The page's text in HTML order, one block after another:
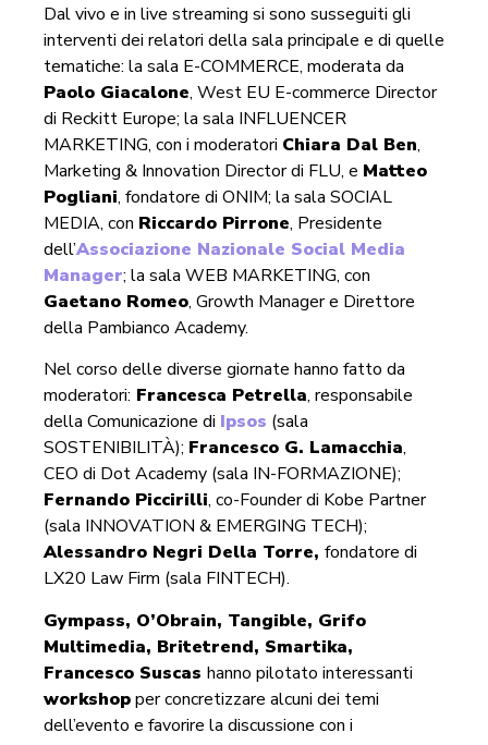
Dal vivo e in live streaming si sono susseguiti gli
interventi dei relatori della sala principale e di quelle
tematiche: la sala E-COMMERCE, moderata da
Paolo Giacalone, West EU E-commerce Director
di Reckitt Europe; la sala INFLUENCER
MARKETING, con i moderatori Chiara Dal Ben,
Marketing & Innovation Director di FLU, e Matteo
Pogliani, fondatore di ONIM; la sala SOCIAL
MEDIA, con Riccardo Pirrone, Presidente
dell’Associazione Nazionale Social Media
Manager; la sala WEB MARKETING, con
Gaetano Romeo, Growth Manager e Direttore
della Pambianco Academy.
Nel corso delle diverse giornate hanno fatto da
moderatori: Francesca Petrella, responsabile
della Comunicazione di Ipsos (sala
SOSTENIBILITÀ); Francesco G. Lamacchia,
CEO di Dot Academy (sala IN-FORMAZIONE);
Fernando Piccirilli, co-Founder di Kobe Partner
(sala INNOVATION & EMERGING TECH);
Alessandro Negri Della Torre, fondatore di
LX20 Law Firm (sala FINTECH).
Gympass, O’Obrain, Tangible, Grifo
Multimedia, Britetrend, Smartika,
Francesco Suscas hanno pilotato interessanti
workshopper concretizzare alcuni dei temi
dell’evento e favorire la discussione con i